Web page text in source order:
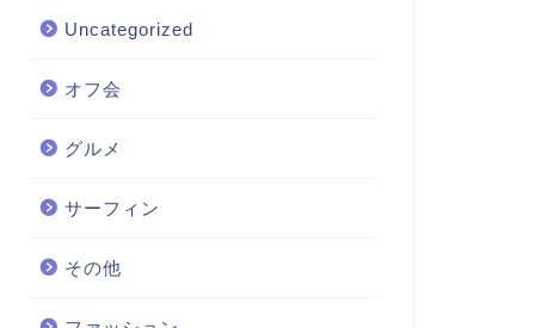
Uncategorized
オフ会
グルメ
サーフィン
その他